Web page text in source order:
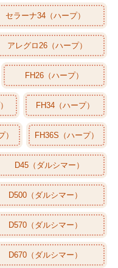
セラーナ34（ハープ）
アレグロ26（ハープ）
FH26（ハープ）
FH34（ハープ）
） FH36S（ハープ）
D45（ダルシマー）
D500（ダルシマー）
D570（ダルシマー）
D670（ダルシマー）